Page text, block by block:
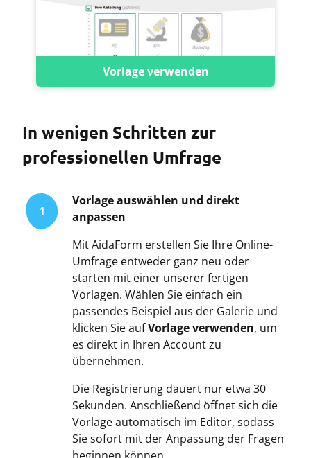
Vorlage verwenden
In wenigen Schritten zur
professionellen Umfrage
1
Vorlage auswählen und direkt
anpassen
Mit AidaForm erstellen Sie Ihre Online-
Umfrage entweder ganz neu oder
starten mit einer unserer fertigen
Vorlagen. Wählen Sie einfach ein
passendes Beispiel aus der Galerie und
klicken Sie aufVorlage verwenden, um
es direkt in Ihren Account zu
übernehmen.
Die Registrierung dauert nur etwa 30
Sekunden. Anschließend öffnet sich die
Vorlage automatisch im Editor, sodass
Sie sofort mit der Anpassung der Fragen